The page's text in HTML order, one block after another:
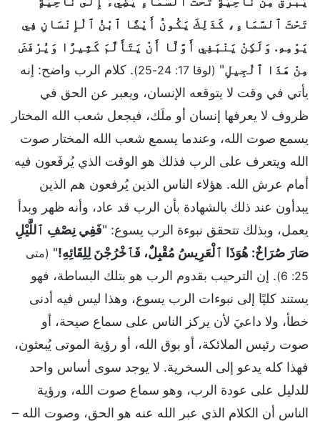
تَحْتَ ٱلسَّمَاءِ، كَذَلِكَ يَكُونُ أَيْضًا ٱبْنُ ٱلْإِنْسَانِ فِي
يَوْمِهِ. وَلَكِنْ يَنْبَغِي أَوَّلًا أَنْ يَتَأَلَّمَ كَثِيرًا وَيُرْفَضَ
مِنْ هَذَا ٱلْجِيلِ" (لوقا 17: 24-25)
. كلام الرب واضح: إنه
يأتي في وقت لا يتوقعه الإنسان، ويعبر عن الحق في
ظروف لا يعرفها إنسان أو ملَك، فيجعل شعب الله المختار
يسمع صوت الله، وعندما يسمع شعب الله المختار صوت
الله ويتعرف على الرب فذلك هو الوقت الذي يُرفَعون فيه
أمام عرش الله. هؤلاء الناس الذين يُرفعون هم الذين
يبدأون عند ذلك بالشهادة بأن الرب قد عاد، وأنه ظهر وبدأ
يعمل، وبذلك تتحقق نبوءة الرب يسوع: "فَفِي نِصْفِ ٱللَّيْلِ
صَارَ صُرَاخٌ: هُوَذَا ٱلْعَرِيسُ مُقْبِلٌ، فَٱخْرُجْنَ لِلِقَائِهِ!" (متى
25: 6)
. إن الترحيب بقدوم الرب هو بتلك البساطة، فهو
يستند كليًا إلى نبوءات الرب يسوع، وهذا ليس فيه أدنى
خطأ، ولا داعيَ لأن يركز الناس على سماع صيحة، أو
صوت رئيس الملائكة، أو بوق الله، أو رؤية الموتى يُبعثون،
فهذا كله يدعو إلى السخرية. لا يوجد سوى أساس واحد
للدليل على عودة الرب، وهو سماع صوت الله، ورؤية
الناس أن الكلام الذي عبر الله عنه هو الحق، وصوت الله –